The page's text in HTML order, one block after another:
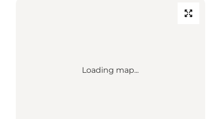
Loading map...